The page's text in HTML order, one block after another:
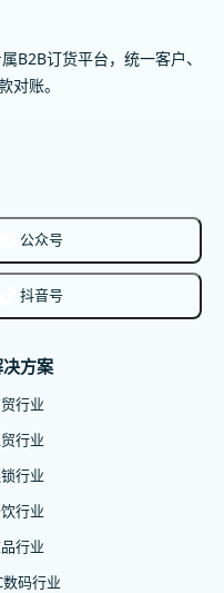
B2B订货平台，统一客户、
对账。
公众号
抖音号
方案
行业
行业
行业
行业
行业
数码行业